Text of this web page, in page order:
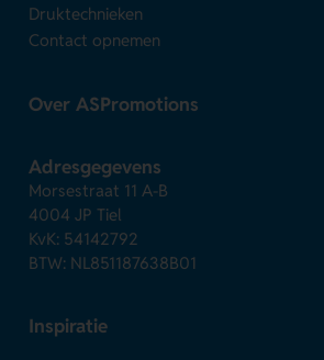
Druktechnieken
Contact opnemen
Over ASPromotions
Adresgegevens
Morsestraat 11 A-B
4004 JP Tiel
KvK: 54142792
BTW: NL851187638B01
Inspiratie